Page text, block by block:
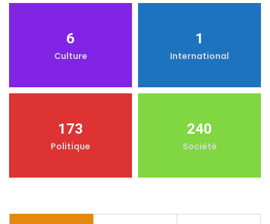
6
Culture
1
International
173
Politique
240
Société